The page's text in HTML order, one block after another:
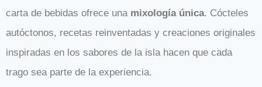
carta de bebidas ofrece una mixología única. Cócteles
autóctonos, recetas reinventadas y creaciones originales
inspiradas en los sabores de la isla hacen que cada
trago sea parte de la experiencia.